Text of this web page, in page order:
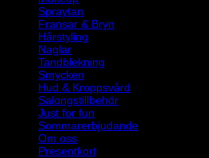
Spraytan
Fransar & Bryn
Hårstyling
Naglar
Tandblekning
Smycken
Hud & Kroppsvård
Salongstillbehör
Just for fun
Sommarerbjudande
Om oss
Presentkort